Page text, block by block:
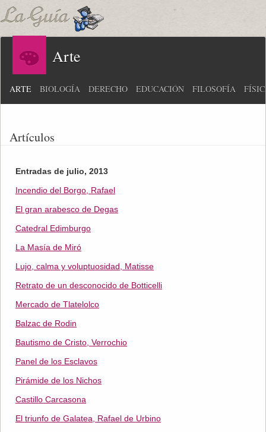
Arte
ARTE BIOLOGÍA DERECHO EDUCACIÓN FILOSOFÍA
Artículos
Entradas de julio, 2013
Incendio del Borgo, Rafael
El gran arabesco de Degas
Catedral Edimburgo
La Masía de Miró
Lujo, calma y voluptuosidad, Matisse
Retrato de un desconocido de Botticelli
Mercado de Tlatelolco
Balzac de Rodin
Bautismo de Cristo, Verrochio
Panel de los Esclavos
Pirámide de los Nichos
Castillo Carcasona
El triunfo de Galatea, Rafael de Urbino